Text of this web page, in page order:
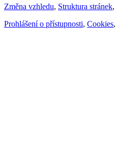
Změna vzhledu, Struktura stránek,
Prohlášení o přístupnosti, Cookies,